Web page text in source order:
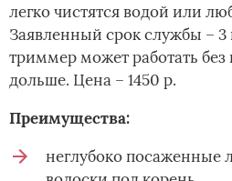
легко чистятся водой или
Заявленный срок службы – 3
триммер может работать
дольше. Цена – 1450 р.
Преимущества:
неглубоко посаженные